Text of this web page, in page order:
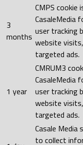
3
months
CMPS cookie
CasaleMedia
user tracking
website
targeted ads.
1 year
CMRUM3
CasaleMedia
user tracking
website
targeted ads.
Casale Media
to collect